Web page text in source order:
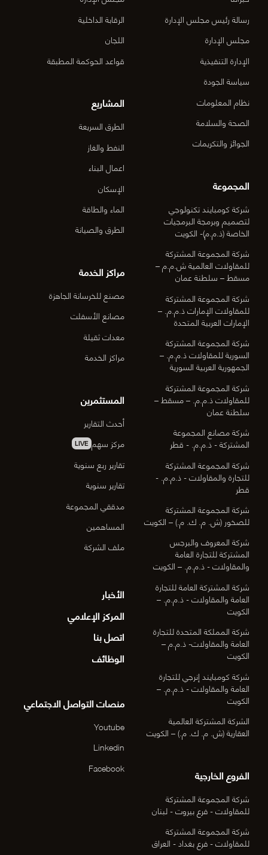
رسالة رئيس مجلس الإدارة
مجلس الإدارة
الإدارة التنفيذية
سياسة الجودة
نظام المعلومات
الصحة والسلامة
الجوائز والتكريمات
المجموعة
شركة كومبايند تكنولوجي
لتصميم وبرمجة البرمجيات
الخاصة (ذ.م.م)- الكويت
شركة المجموعة المشتركة
للمقاولات العالمية ش.م.م –
مسقط – سلطنة عمان
شركة المجموعة المشتركة
للمقاولات الإمارات ذ.م.م. –
الإمارات العربية المتحدة
شركة المجموعة المشتركة
السورية للمقاولات ذ.م.م. –
الجمهورية العربية السورية
شركة المجموعة المشتركة
للمقاولات ذ.م.م. – مسقط –
سلطنة عمان
شركة مصانع المجموعة
المشتركة - ذ.م.م. - قطر
شركة المجموعة المشتركة
للتجارة والمقاولات - ذ.م.م. -
قطر
شركة المجموعة المشتركة
للصخور (ش. م. ك. م.) – الكويت
شركة المعروف والبرجس
المشتركة للتجارة العامة
والمقاولات - ذ.م.م. – الكويت
شركة المشتركة العامة للتجارة
العامة والمقاولات - ذ.م.م. –
الكويت
شركة المملكة المتحدة للتجارة
العامة والمقاولات- ذ.م.م –
الكويت
شركة كومبايند إنرجي للتجارة
العامة والمقاولات - ذ.م.م. –
الكويت
الشركة المشتركة العالمية
العقارية (ش. م. ك. م.) – الكويت
الفروع الخارجية
شركة المجموعة المشتركة
للمقاولات - فرع بيروت - لبنان
شركة المجموعة المشتركة
للمقاولات - فرع بغداد - العراق
الرقابة الداخلية
اللجان
قواعد الحوكمة المطبقة
المشاريع
الطرق السريعة
النفط والغاز
اعمال البناء
الإسكان
الماء والطاقة
الطرق والصيانة
مراكز الخدمة
مصنع للخرسانة الجاهزة
مصانع الأسفلت
معدات ثقيلة
مراكز الخدمة
المستثمرين
أحدث التقارير
مركز سهم LIVE
تقارير ربع سنوية
تقارير سنوية
مدققي المجموعة
المساهمين
ملف الشركة
الأخبار
المركز الإعلامي
اتصل بنا
الوظائف
منصات التواصل الاجتماعي
Youtube
Linkedin
Facebook